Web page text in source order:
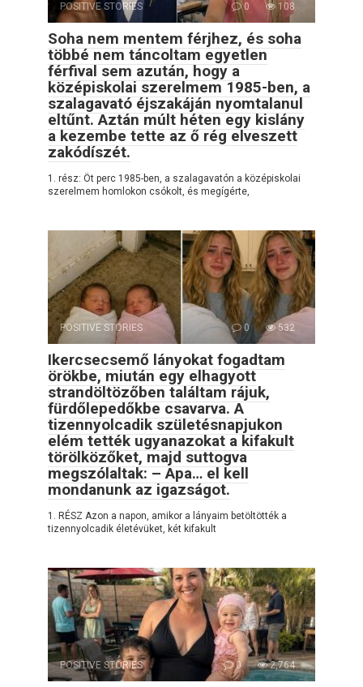
POSITIVE STORIES 0 108
Soha nem mentem férjhez, és soha
többé nem táncoltam egyetlen
férfival sem azután, hogy a
középiskolai szerelmem 1985-ben, a
szalagavató éjszakáján nyomtalanul
eltűnt. Aztán múlt héten egy kislány
a kezembe tette az ő rég elveszett
zakódíszét.
1. rész: Öt perc 1985-ben, a szalagavatón a középiskolai
szerelmem homlokon csókolt, és megígérte,
POSITIVE STORIES 0 532
Ikercsecsemő lányokat fogadtam
örökbe, miután egy elhagyott
strandöltözőben találtam rájuk,
fürdőlepedőkbe csavarva. A
tizennyolcadik születésnapjukon
elém tették ugyanazokat a kifakult
törölközőket, majd suttogva
megszólaltak: – Apa… el kell
mondanunk az igazságot.
1. RÉSZ Azon a napon, amikor a lányaim betöltötték a
tizennyolcadik életévüket, két kifakult
POSITIVE STORIES 0 2,764